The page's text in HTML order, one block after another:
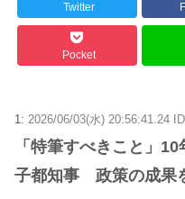
Twitter
Pocket
1: 2026/06/03(水) 20:56:41.24
「特筆すべきこと」
子都知事 政策の成果